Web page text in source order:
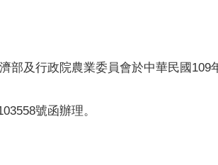
及行政院農業委員會於中華民國
號函辦理。